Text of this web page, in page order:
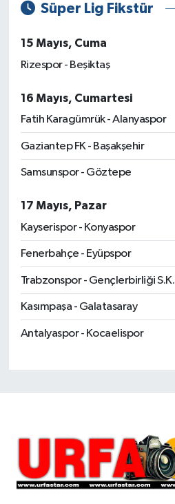
Süper Lig Fikstür
15 Mayıs, Cuma
Rizespor - Beşiktaş
16 Mayıs, Cumartesi
Fatih Karagümrük - Alanyaspor
Gaziantep FK - Başakşehir
Samsunspor - Göztepe
17 Mayıs, Pazar
Kayserispor - Konyaspor
Fenerbahçe - Eyüpspor
Trabzonspor - Gençlerbirliği S.K.
Kasımpaşa - Galatasaray
Antalyaspor - Kocaelispor